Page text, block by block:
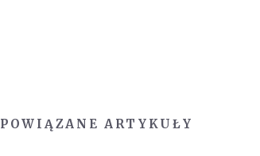
POWIĄZANE ARTYKUŁY